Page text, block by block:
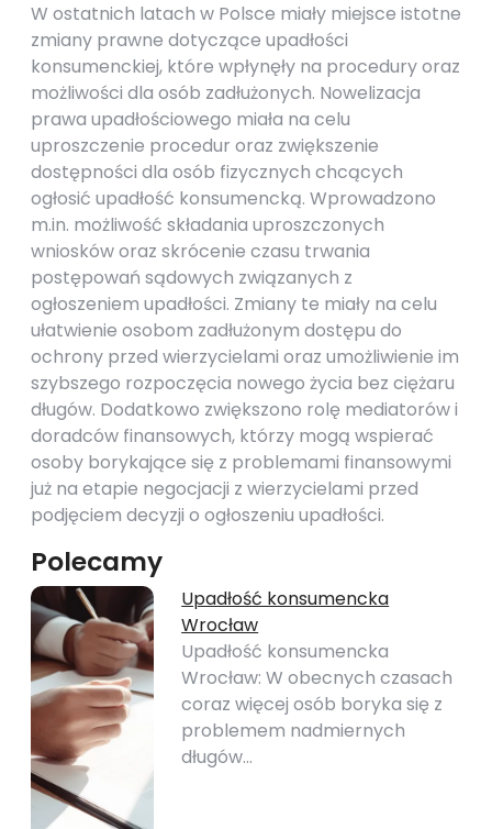
W ostatnich latach w Polsce miały miejsce istotne
zmiany prawne dotyczące upadłości
konsumenckiej, które wpłynęły na procedury oraz
możliwości dla osób zadłużonych. Nowelizacja
prawa upadłościowego miała na celu
uproszczenie procedur oraz zwiększenie
dostępności dla osób fizycznych chcących
ogłosić upadłość konsumencką. Wprowadzono
m.in. możliwość składania uproszczonych
wniosków oraz skrócenie czasu trwania
postępowań sądowych związanych z
ogłoszeniem upadłości. Zmiany te miały na celu
ułatwienie osobom zadłużonym dostępu do
ochrony przed wierzycielami oraz umożliwienie im
szybszego rozpoczęcia nowego życia bez ciężaru
długów. Dodatkowo zwiększono rolę mediatorów i
doradców finansowych, którzy mogą wspierać
osoby borykające się z problemami finansowymi
już na etapie negocjacji z wierzycielami przed
podjęciem decyzji o ogłoszeniu upadłości.
Polecamy
Upadłość konsumencka
Wrocław
Upadłość konsumencka
Wrocław: W obecnych czasach
coraz więcej osób boryka się z
problemem nadmiernych
długów…